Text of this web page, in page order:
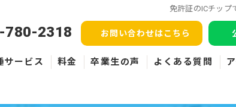
免許証のICチップ
780-2318 お問い合わせはこちら
サービス 料金 卒業生の声 よくある質問